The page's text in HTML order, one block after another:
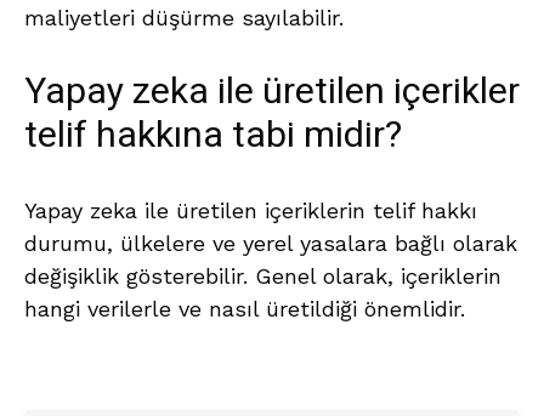
maliyetleri düşürme sayılabilir.
Yapay zeka ile üretilen içerikler
telif hakkına tabi midir?
Yapay zeka ile üretilen içeriklerin telif hakkı
durumu, ülkelere ve yerel yasalara bağlı olarak
değişiklik gösterebilir. Genel olarak, içeriklerin
hangi verilerle ve nasıl üretildiği önemlidir.